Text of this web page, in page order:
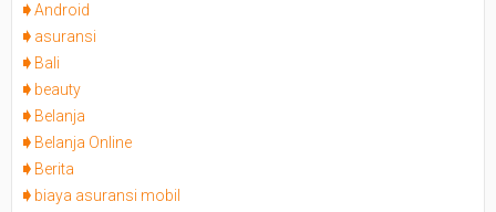
Android
asuransi
Bali
beauty
Belanja
Belanja Online
Berita
biaya asuransi mobil